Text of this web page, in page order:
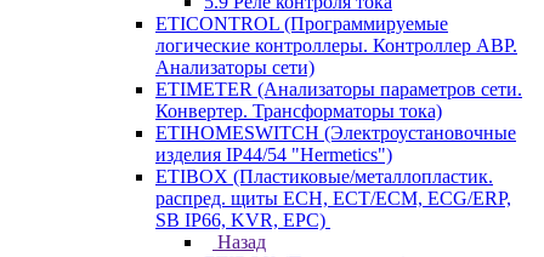
ETICONTROL (Программируемые
логические контроллеры. Контроллер АВР.
Анализаторы сети)
ETIMETER (Анализаторы параметров сети.
Конвертер. Трансформаторы тока)
ETIHOMESWITCH (Электроустановочные
изделия IP44/54 "Hermetics")
ETIBOX (Пластиковые/металлопластик.
распред. щиты ECH, ECT/ECM, ECG/ERP,
SB IP66, KVR, EPC)
Назад